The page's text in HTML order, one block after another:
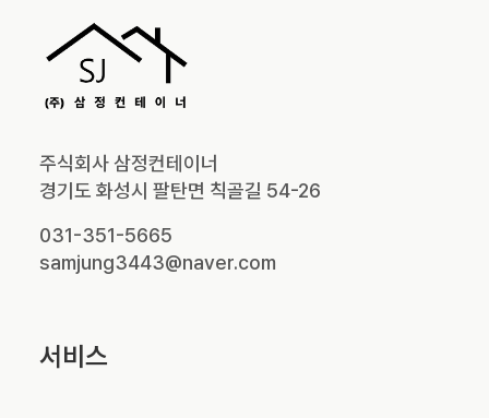
주식회사 삼정컨테이너
경기도 화성시 팔탄면 칙골길 54-26
031-351-5665
samjung3443@naver.com
서비스